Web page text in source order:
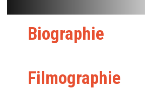
Biographie
Filmographie